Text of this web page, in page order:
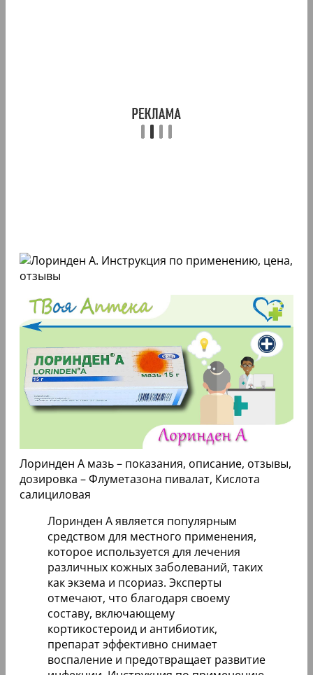
Лоринден А мазь – показания, описание, отзывы,
дозировка – Флуметазона пивалат, Кислота
салициловая
Лоринден А является популярным
средством для местного применения,
которое используется для лечения
различных кожных заболеваний, таких
как экзема и псориаз. Эксперты
отмечают, что благодаря своему
составу, включающему
кортикостероид и антибиотик,
препарат эффективно снимает
воспаление и предотвращает развитие